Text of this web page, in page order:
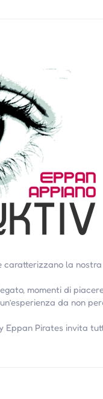
caratterizzano la
momenti di
da non
Eppan Pirates invita